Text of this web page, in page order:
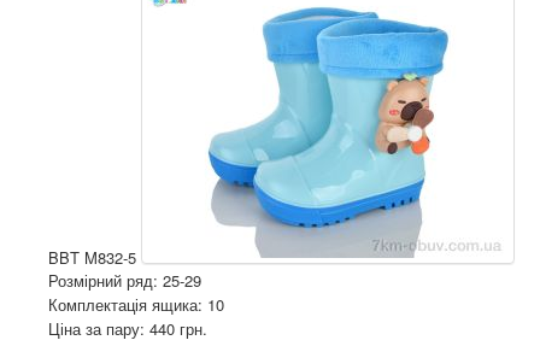
BBT M832-5
Розмірний ряд: 25-29
Комплектація ящика: 10
Ціна за пару: 440 грн.